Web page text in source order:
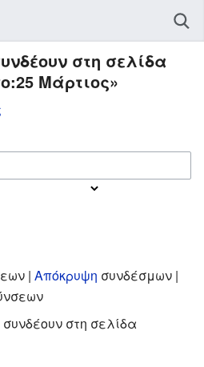
στη σελίδα
Μάρτιος»
| Απόκρυψη συνδέσμων |
στη σελίδα